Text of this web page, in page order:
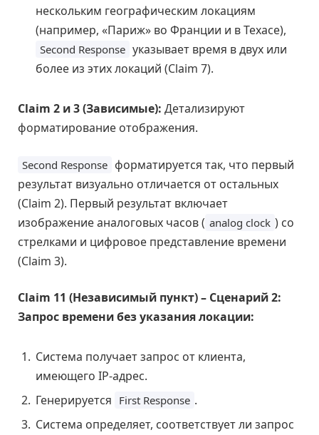
нескольким географическим локациям
(например, «Париж» во Франции и в Техасе),
Second Response указывает время в двух или
более из этих локаций (Claim 7).
Claim 2 и 3 (Зависимые): Детализируют
форматирование отображения.
Second Response форматируется так, что первый
результат визуально отличается от остальных
(Claim 2). Первый результат включает
изображение аналоговых часов ( analog clock ) со
стрелками и цифровое представление времени
(Claim 3).
Claim 11 (Независимый пункт) – Сценарий 2:
Запрос времени без указания локации:
Система получает запрос от клиента,
имеющего IP-адрес.
Генерируется First Response .
Система определяет, соответствует ли запрос